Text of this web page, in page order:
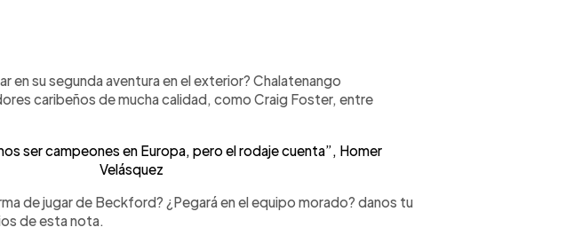
en su segunda aventura en el exterior? Chalatenango
caribeños de mucha calidad, como Craig Foster, entre
ser campeones en Europa, pero el rodaje cuenta”, Homer
Velásquez
de jugar de Beckford? ¿Pegará en el equipo morado? danos tu
de esta nota.